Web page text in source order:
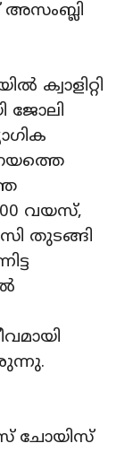
ക്വാളിറ്റി
ജോലി
വയസ്,
തുടങ്ങി
ചോയിസ്